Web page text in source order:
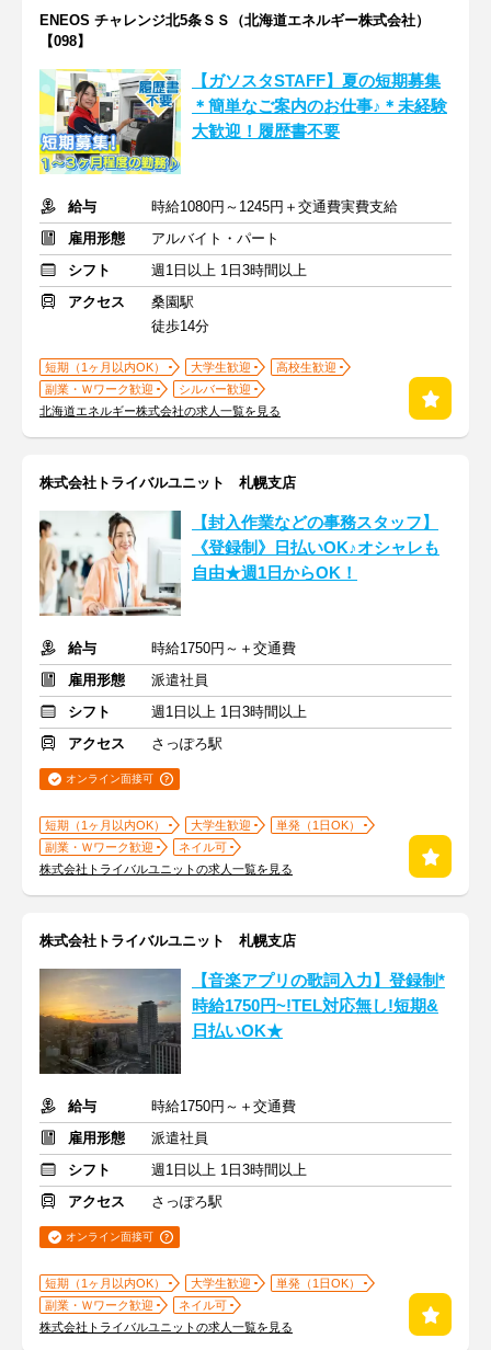
ENEOS チャレンジ北5条ＳＳ（北海道エネルギー株式会社）
【098】
【ガソスタSTAFF】夏の短期募集
＊簡単なご案内のお仕事♪＊未経験
大歓迎！履歴書不要
給与
時給1080円～1245円＋交通費実費支給
雇用形態
アルバイト・パート
シフト
週1日以上 1日3時間以上
アクセス
桑園駅
徒歩14分
短期（1ヶ月以内OK） 大学生歓迎
高校生歓迎
副業・Ｗワーク歓迎
シルバー歓迎
北海道エネルギー株式会社の求人一覧を見る
株式会社トライバルユニット 札幌支店
【封入作業などの事務スタッフ】
《登録制》日払いOK♪オシャレも
自由★週1日からOK！
給与
時給1750円～＋交通費
雇用形態
派遣社員
シフト
週1日以上 1日3時間以上
アクセス
さっぽろ駅
オンライン面接可
短期（1ヶ月以内OK） 大学生歓迎
単発（1日OK）
副業・Ｗワーク歓迎
ネイル可
株式会社トライバルユニットの求人一覧を見る
株式会社トライバルユニット 札幌支店
【音楽アプリの歌詞入力】登録制*
時給1750円~!TEL対応無し!短期&
日払いOK★
給与
時給1750円～＋交通費
雇用形態
派遣社員
シフト
週1日以上 1日3時間以上
アクセス
さっぽろ駅
オンライン面接可
短期（1ヶ月以内OK） 大学生歓迎
単発（1日OK）
副業・Ｗワーク歓迎
ネイル可
株式会社トライバルユニットの求人一覧を見る